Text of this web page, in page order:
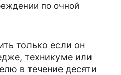
по очной
только если он
техникуме или
в течение десяти